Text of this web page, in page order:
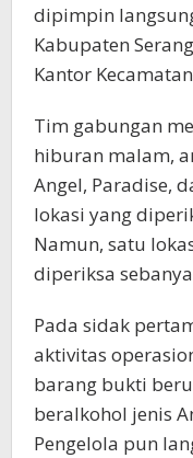
dipimpin
Kabupaten
Kantor
Tim gabungan
hiburan malam,
Angel, Paradise,
lokasi yang
Namun, satu
diperiksa
Pada sidak
aktivitas
barang bukti
beralkohol jenis
Pengelola pun